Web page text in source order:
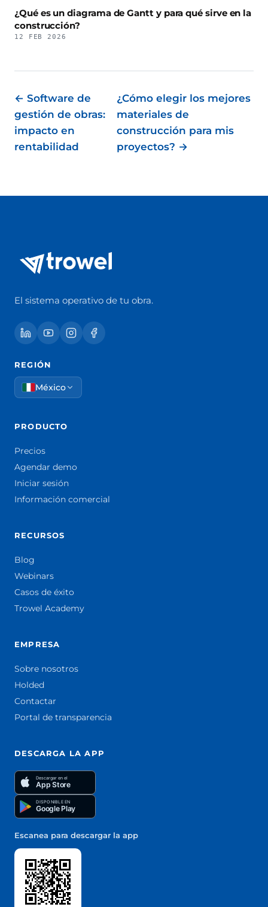
¿Qué es un diagrama de Gantt y para qué sirve en la
construcción?
12 FEB 2026
← Software de
gestión de obras:
impacto en
rentabilidad
¿Cómo elegir los mejores
materiales de
construcción para mis
proyectos? →
El sistema operativo de tu obra.
REGIÓN
México
PRODUCTO
Precios
Agendar demo
Iniciar sesión
Información comercial
RECURSOS
Blog
Webinars
Casos de éxito
Trowel Academy
EMPRESA
Sobre nosotros
Holded
Contactar
Portal de transparencia
DESCARGA LA APP
Descargar en el
App Store
DISPONIBLE EN
Google Play
Escanea para descargar la app